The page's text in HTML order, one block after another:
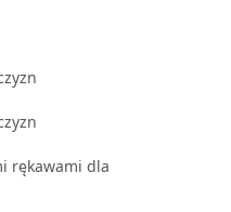
rękawami dla